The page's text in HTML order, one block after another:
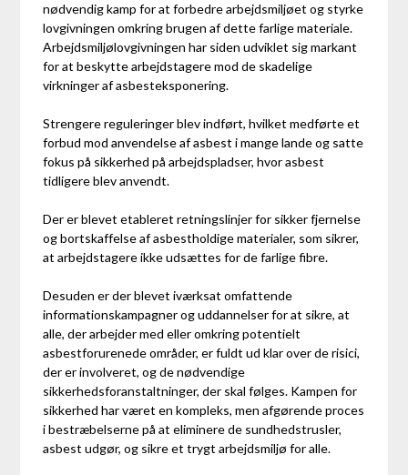
nødvendig kamp for at forbedre arbejdsmiljøet og styrke
lovgivningen omkring brugen af dette farlige materiale.
Arbejdsmiljølovgivningen har siden udviklet sig markant
for at beskytte arbejdstagere mod de skadelige
virkninger af asbesteksponering.
Strengere reguleringer blev indført, hvilket medførte et
forbud mod anvendelse af asbest i mange lande og satte
fokus på sikkerhed på arbejdspladser, hvor asbest
tidligere blev anvendt.
Der er blevet etableret retningslinjer for sikker fjernelse
og bortskaffelse af asbestholdige materialer, som sikrer,
at arbejdstagere ikke udsættes for de farlige fibre.
Desuden er der blevet iværksat omfattende
informationskampagner og uddannelser for at sikre, at
alle, der arbejder med eller omkring potentielt
asbestforurenede områder, er fuldt ud klar over de risici,
der er involveret, og de nødvendige
sikkerhedsforanstaltninger, der skal følges. Kampen for
sikkerhed har været en kompleks, men afgørende proces
i bestræbelserne på at eliminere de sundhedstrusler,
asbest udgør, og sikre et trygt arbejdsmiljø for alle.